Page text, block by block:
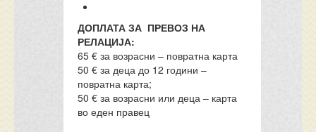
ДОПЛАТА ЗА ПРЕВОЗ НА
РЕЛАЦИЈА:
65 € за возрасни – повратна карта
50 € за деца до 12 години –
повратна карта;
50 € за возрасни или деца – карта
во еден правец